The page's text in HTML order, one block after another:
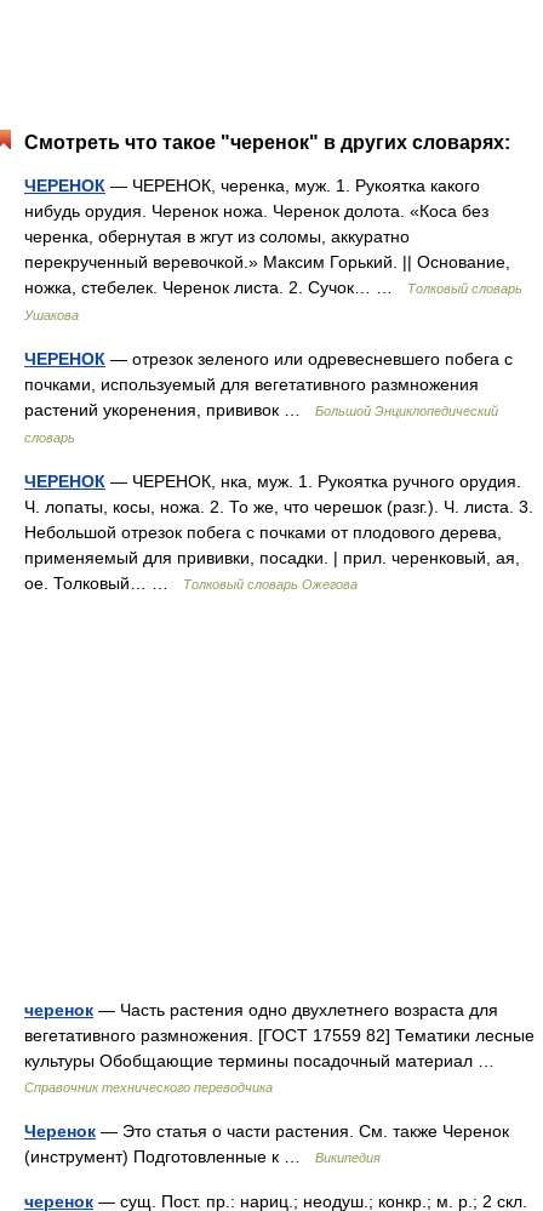
Смотреть что такое "черенок" в других словарях:
ЧЕРЕНОК — ЧЕРЕНОК, черенка, муж. 1. Рукоятка какого
нибудь орудия. Черенок ножа. Черенок долота. «Коса без
черенка, обернутая в жгут из соломы, аккуратно
перекрученный веревочкой.» Максим Горький. || Основание,
ножка, стебелек. Черенок листа. 2. Сучок… …
Толковый словарь
Ушакова
ЧЕРЕНОК — отрезок зеленого или одревесневшего побега с
почками, используемый для вегетативного размножения
растений укоренения, прививок …
Большой Энциклопедический
словарь
ЧЕРЕНОК — ЧЕРЕНОК, нка, муж. 1. Рукоятка ручного орудия.
Ч. лопаты, косы, ножа. 2. То же, что черешок (разг.). Ч. листа. 3.
Небольшой отрезок побега с почками от плодового дерева,
применяемый для прививки, посадки. | прил. черенковый, ая,
ое. Толковый… …
Толковый словарь Ожегова
черенок — Часть растения одно двухлетнего возраста для
вегетативного размножения. [ГОСТ 17559 82] Тематики лесные
культуры Обобщающие термины посадочный материал …
Справочник технического переводчика
Черенок — Это статья о части растения. См. также Черенок
(инструмент) Подготовленные к …
Википедия
черенок — сущ. Пост. пр.: нариц.; неодуш.; конкр.; м. р.; 2 скл.